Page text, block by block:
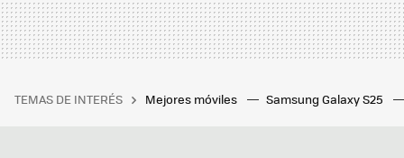
TEMAS DE INTERÉS Mejores móviles Samsung Galaxy S25